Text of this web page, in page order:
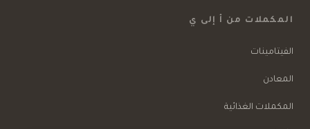
المكملات من أ إلى ي
الفيتامينات
المعادن
المكملات الغذائية